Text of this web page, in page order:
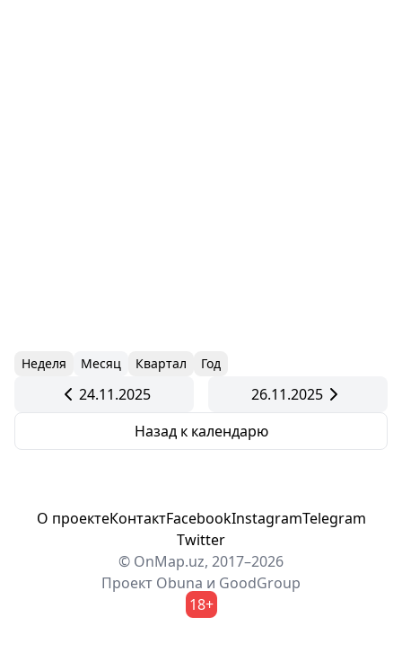
Неделя Месяц Квартал Год
24.11.2025
26.11.2025
Назад к календарю
О проектеКонтактFacebookInstagramTelegram
Twitter
© OnMap.uz, 2017–2026
Проект Obuna и GoodGroup
18+